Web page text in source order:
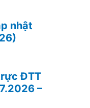
nhật
ĐTT
–